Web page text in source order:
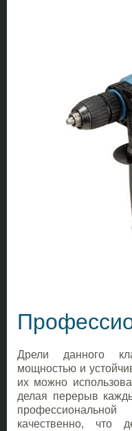
Дрели данного
мощностью и
их можно
делая перерыв
качественно, что